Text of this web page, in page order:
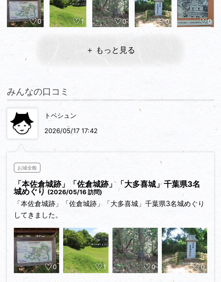
0 1 0 0 0
＋ もっと見る
みんなの口コミ
トベシュン
2026/05/17 17:42
お城全般
「本佐倉城跡」「佐倉城跡」「大多喜城」千葉県3名
城めぐり (2026/05/16 訪問)
「本佐倉城跡」「佐倉城跡」「大多喜城」千葉県3名城めぐり
してきました。
0 1 0 0